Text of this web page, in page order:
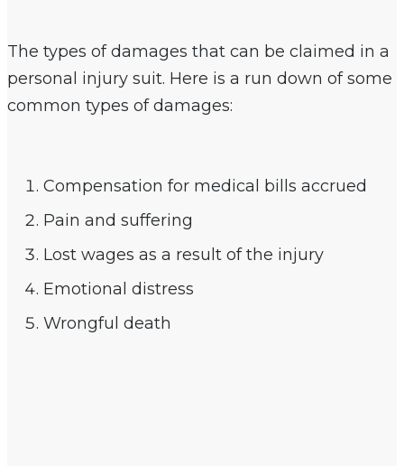
The types of damages that can be claimed in a
personal injury suit. Here is a run down of some
common types of damages:
Compensation for medical bills accrued
Pain and suffering
Lost wages as a result of the injury
Emotional distress
Wrongful death